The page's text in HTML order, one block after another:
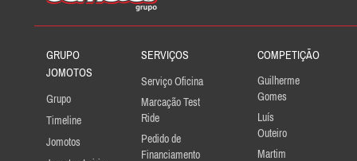
GRUPO
JOMOTOS
Grupo
Timeline
Jomotos
SERVIÇOS
Serviço Oficina
Marcação Test
Ride
Pedido de
Financiamento
COMPETIÇÃO
Guilherme
Gomes
Luís
Outeiro
Martim